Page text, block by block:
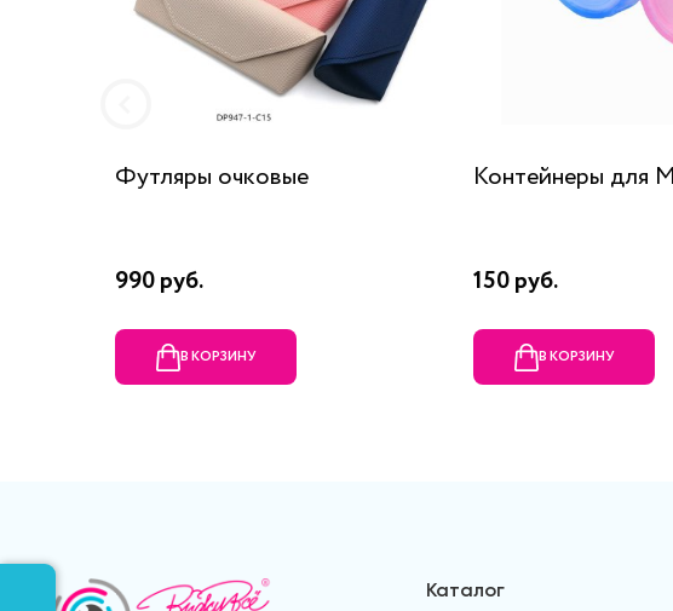
Футляры очковые
990 руб.
В КОРЗИНУ
Контейнеры для
150 руб.
В КОРЗИНУ
Каталог